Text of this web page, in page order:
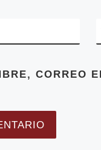
CORREO